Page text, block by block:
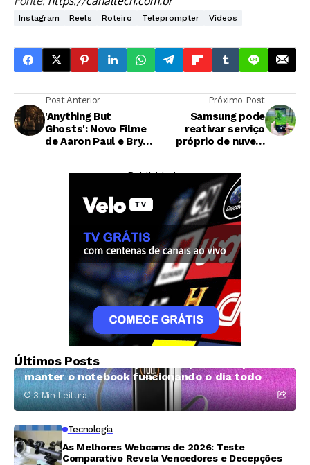
Instagram Reels Roteiro Teleprompter Vídeos
Post Anterior
'Anything But
Ghosts': Novo Filme
de Aaron Paul e Bryce
Próximo Post
Samsung pode
reativar serviço
próprio de nuvem
OneDrive
— Publicidade —
Últimos Posts
Cinco carregadores portáteis potentes para
manter o notebook funcionando o dia todo
3 Min Leitura
Tecnologia
As Melhores Webcams de 2026: Teste
Comparativo Revela Vencedores e Decepções